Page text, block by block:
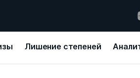
Лишение степеней